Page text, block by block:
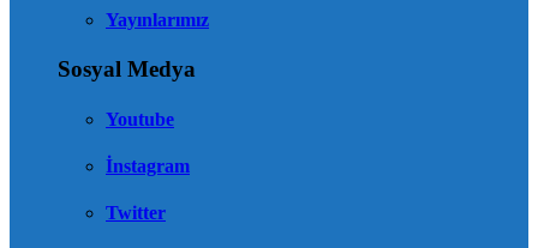
Yayınlarımız
Sosyal Medya
Youtube
İnstagram
Twitter